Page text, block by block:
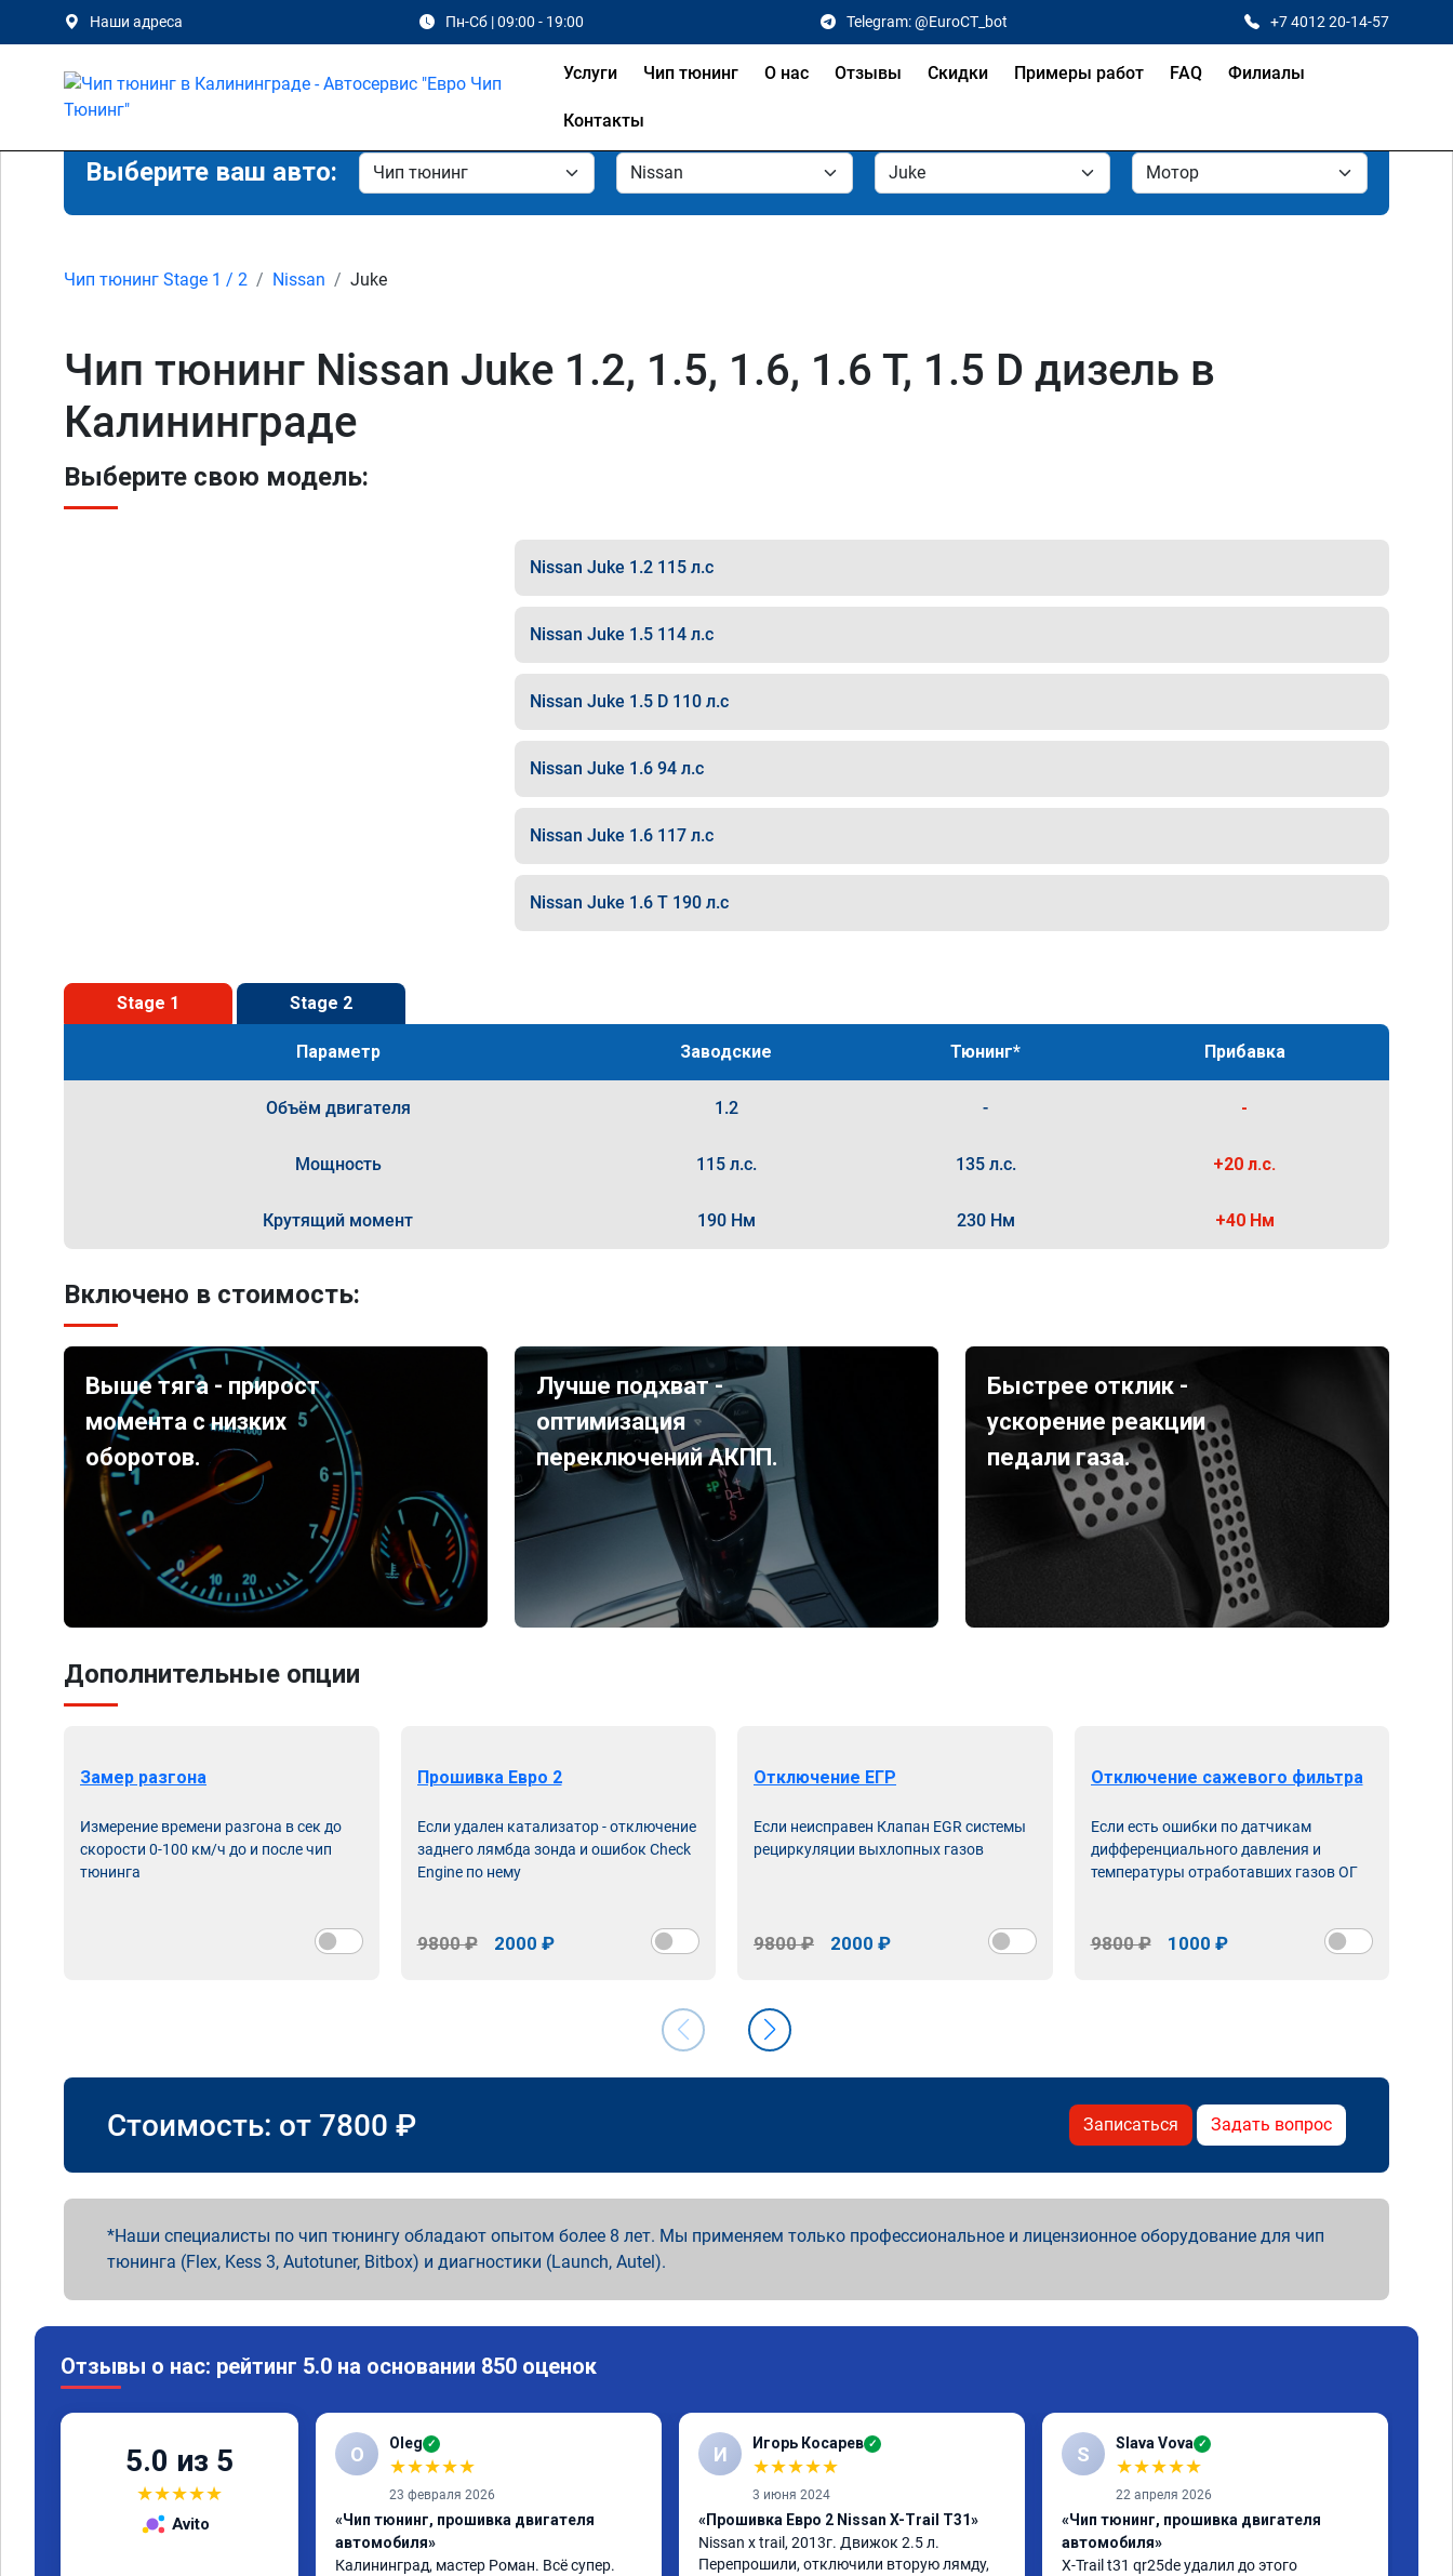
Наши адреса Пн-Сб | 09:00 - 19:00 Telegram: @EuroCT_bot +7 4012 20-14-57
Услуги Чип тюнинг О нас Отзывы Скидки Примеры работ FAQ Филиалы
Контакты
Выберите ваш авто:
Чип тюнинг Stage 1 / 2 Nissan Juke
Чип тюнинг Nissan Juke 1.2, 1.5, 1.6, 1.6 T, 1.5 D дизель в
Калининграде
Выберите свою модель:
Nissan Juke 1.2 115 л.с
Nissan Juke 1.5 114 л.с
Nissan Juke 1.5 D 110 л.с
Nissan Juke 1.6 94 л.с
Nissan Juke 1.6 117 л.с
Nissan Juke 1.6 T 190 л.с
Stage 1 Stage 2
Параметр Заводские Тюнинг* Прибавка
Объём двигателя 1.2 - -
Мощность 115 л.с. 135 л.с. +20 л.с.
Крутящий момент 190 Нм 230 Нм +40 Нм
Включено в стоимость:
Выше тяга - прирост
момента с низких
оборотов.
Лучше подхват -
оптимизация
переключений АКПП.
Быстрее отклик -
ускорение реакции
педали газа.
Дополнительные опции
Замер разгона
Измерение времени разгона в сек до
скорости 0-100 км/ч до и после чип
тюнинга
Прошивка Евро 2
Если удален катализатор - отключение
заднего лямбда зонда и ошибок Check
Engine по нему
9800 ₽ 2000 ₽
Отключение ЕГР
Если неисправен Клапан EGR системы
рециркуляции выхлопных газов
9800 ₽ 2000 ₽
Отключение сажевого фильтра
Если есть ошибки по датчикам
дифференциального давления и
температуры отработавших газов ОГ
9800 ₽ 1000 ₽
Стоимость: от 7800 ₽ Записаться Задать вопрос
Наши специалисты по чип тюнингу обладают опытом более 8 лет. Мы применяем только профессиональное и лицензионное оборудование для чип
тюнинга (Flex, Kess 3, Autotuner, Bitbox) и диагностики (Launch, Autel).
Отзывы о нас: рейтинг 5.0 на основании 850 оценок
5.0 из 5
★★★★★
Avito
O Oleg ✓
★★★★★
23 февраля 2026
«Чип тюнинг, прошивка двигателя
автомобиля»
Калининград, мастер Роман. Всё супер.
И Игорь Косарев ✓
★★★★★
3 июня 2024
«Прошивка Евро 2 Nissan X-Trail T31»
Nissan x trаil, 2013г. Движок 2.5 л.
Перепрошили, отключили вторую лямду,
S Slava Vova ✓
★★★★★
22 апреля 2026
«Чип тюнинг, прошивка двигателя
автомобиля»
X-Trail t31 qr25de удалил до этого